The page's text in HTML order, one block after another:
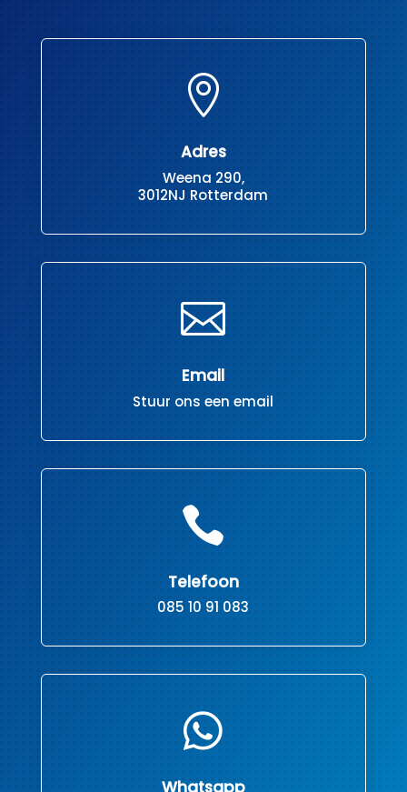

Adres
Weena 290,
3012NJ Rotterdam

Email
Stuur ons een email

Telefoon
085 10 91 083

Whatsapp